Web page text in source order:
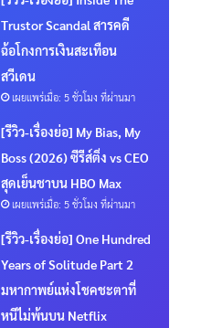
Trustor Scandal สารคดี
ฉ้อโกงการเงินสะเทือน
สวีเดน
เผยแพร่เมื่อ: 5 ชั่วโมง ที่ผ่านมา
[รีวิว-เรื่องย่อ] My Bias, My
Boss (2026) ซีรีส์ติ่ง vs CEO
สุดเย็นชาบน HBO Max
เผยแพร่เมื่อ: 5 ชั่วโมง ที่ผ่านมา
[รีวิว-เรื่องย่อ] One Hundred
Years of Solitude Part 2
มหากาพย์แห่งโชคชะตาที่
หนีไม่พ้นบน Netflix